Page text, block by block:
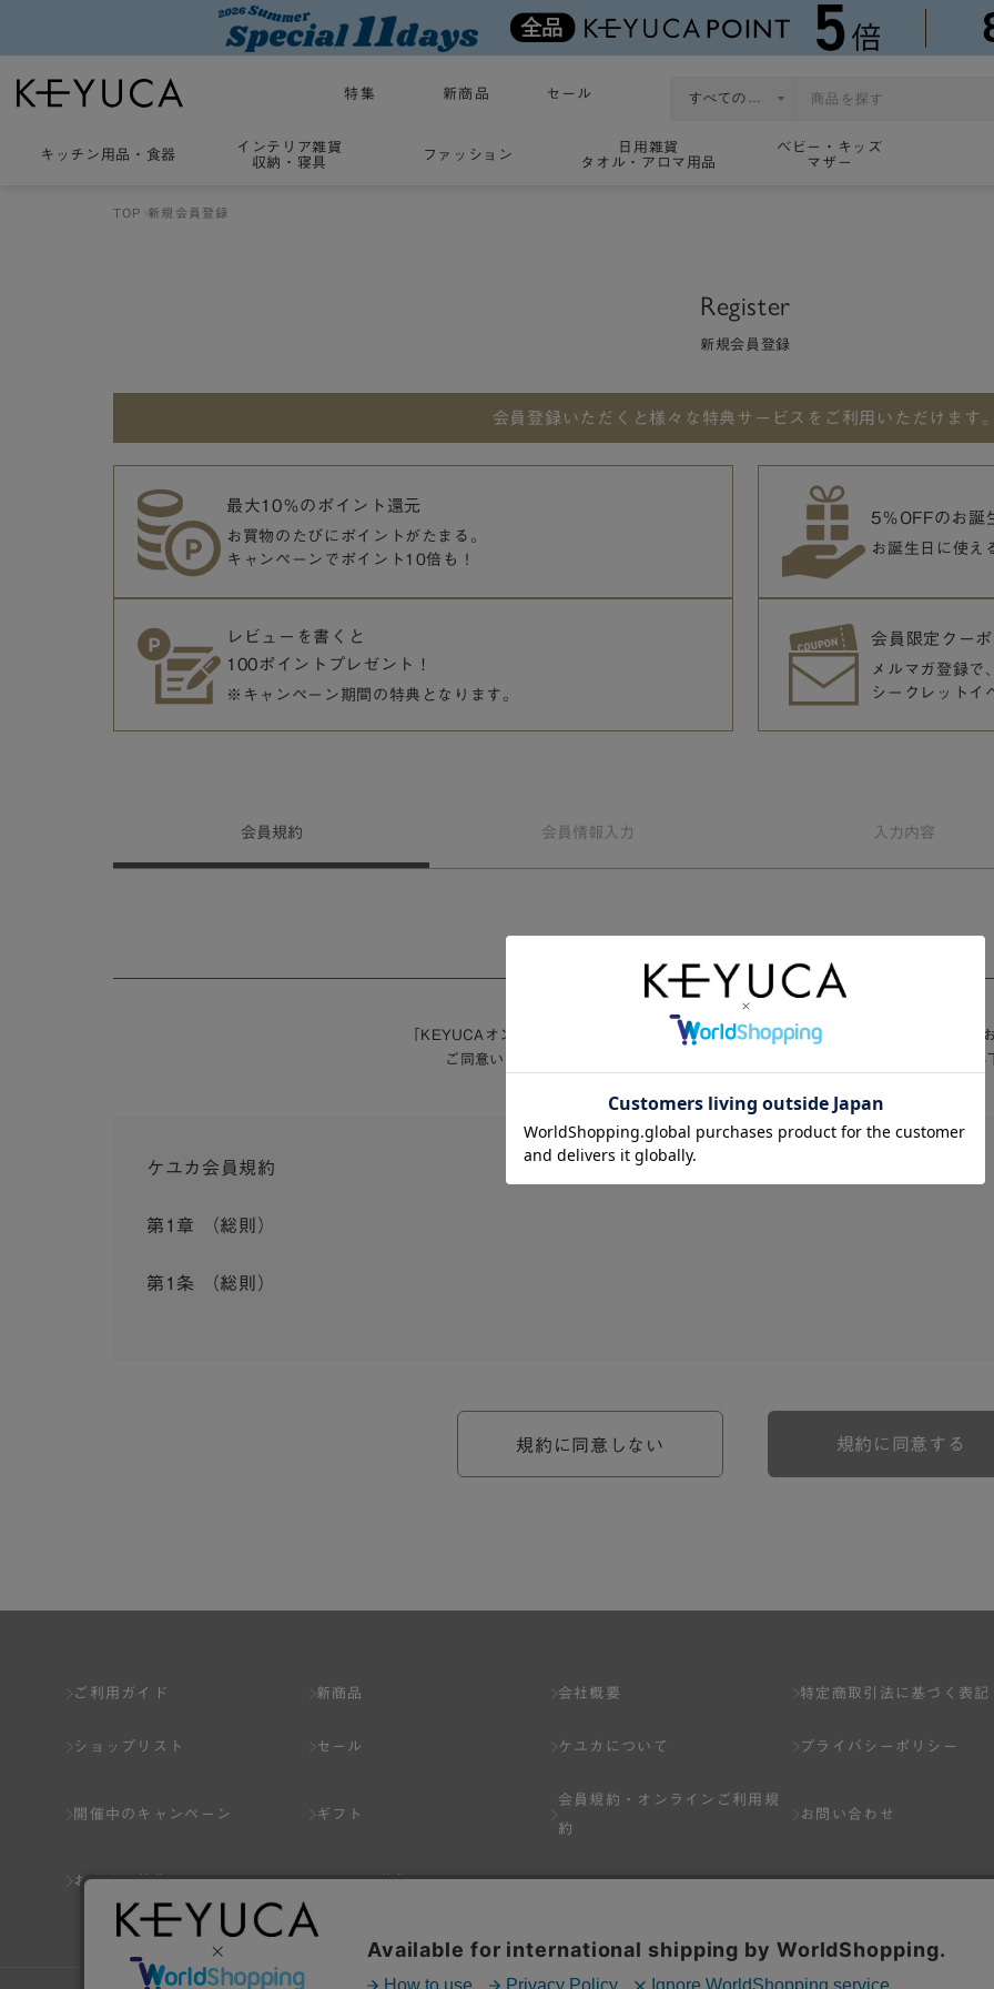
特集 新商品 セール
キッチン用品 ・ 食器
インテリア雑貨
収納・寝具
ファッション
日用雑貨
タオル・アロマ用品
ベビー・キッズ
マザー
TOP 新規会員登録
Register
新規会員登録
会員登録いただくと 様々な特典サービスをご利用いただけます。
最大10％のポイント還元
お買物のたびにポイントがたまる。
キャンペーンでポイント10倍も！
5％OFFのお誕
お誕生日に使え
レビューを書くと
100ポイントプレゼント！
※キャンペーン期間の特典となります。
会員限定クーポ
メルマガ登録で
シークレットイ
会員 規約 会員情報 入力 入力 内容
「KEYUCAオンラインショップ」入会お申込の前に、以下の会員規約・利用規約を必ず
ご同意いただける方は、「同意する」をクリックして入会お申込フォームへお進み
ケユカ会員規約
第1章 （総則）
第1条 （総則）
ら個別規定はその名称のいかんに関わらず、本規約の一部を構成するものとします。
本規約の定めが前項の個別規定の定めと矛盾する場合には、個別規定において特段の定めなき限り、個別規定の定めが
1.会員の登録は、弊社所定の情報を、インターネット上のページへの入力、または弊社が別途指定する方法に従って提
2.会員登録は、一人につき１アカウントのみとします。一人で２アカウント以上を登録したと弊社が合理的な理由に基
3.前項の定めの他、弊社は、会員登録した方が以下の各号のいずれかの事由に該当する場合は、その登録を拒否し、ま
り消すことがあります。
（1） 本規約違反により、会員登録の抹消等の処分を受けている場合。
（2） 会員登録の申請に虚偽の事項が含まれている場合。
規約に同意しない 規約に同意する
ご利用ガイド
ショップリスト
開催中のキャンペーン
おすすめ特集
新商品
セール
ギフト
スタッフ募集
会社概要
ケユカについて
会員規約・
オンラインご利用規
約
Q&A
特定商取引法に基づく表記
プライバシーポリシー
お問い合わせ